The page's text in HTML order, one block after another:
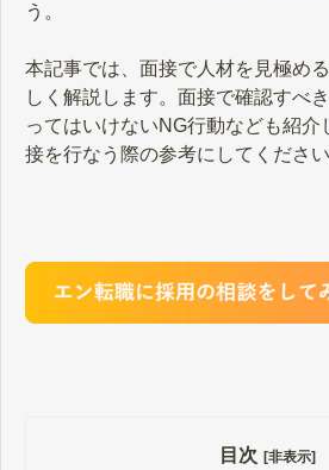
う。
本記事では、面接で人材を見極め
しく解説します。面接で確認すべ
ってはいけないNG行動なども紹介
接を行なう際の参考にしてください
目次 [非表示]